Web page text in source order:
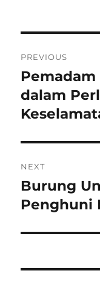
pos
PREVIOUS
Previous
post:
Pemadam
dalam
NEXT
Next
post:
Burung
Penghuni